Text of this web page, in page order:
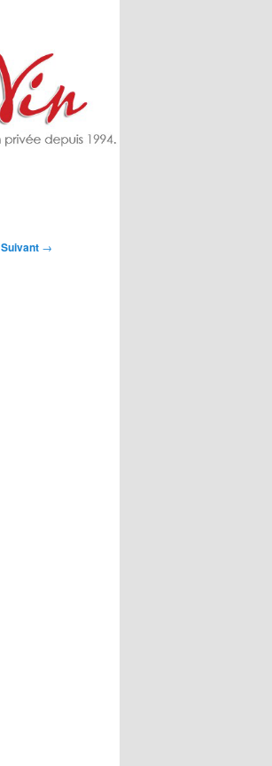
Suivant →